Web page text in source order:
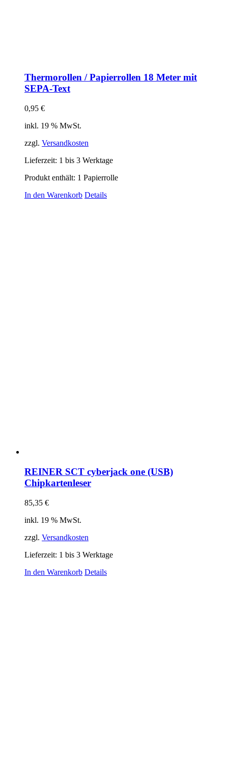
Thermorollen / Papierrollen 18 Meter mit
SEPA-Text
0,95 €
inkl. 19 % MwSt.
zzgl. Versandkosten
Lieferzeit: 1 bis 3 Werktage
Produkt enthält: 1 Papierrolle
In den Warenkorb Details
REINER SCT cyberjack one (USB)
Chipkartenleser
85,35 €
inkl. 19 % MwSt.
zzgl. Versandkosten
Lieferzeit: 1 bis 3 Werktage
In den Warenkorb Details